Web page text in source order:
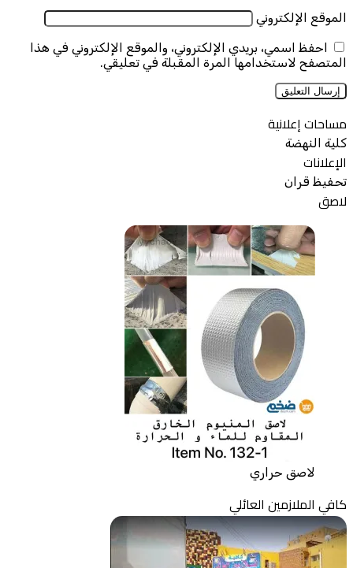
الموقع الإلكتروني
احفظ اسمي، بريدي الإلكتروني، والموقع الإلكتروني في هذا
المتصفح لاستخدامها المرة المقبلة في تعليقي.
مساحات إعلانية
كلية النهضة
الإعلانات
تحفيظ قران
لاصق
لاصق حراري
كافي الملازمين العائلي